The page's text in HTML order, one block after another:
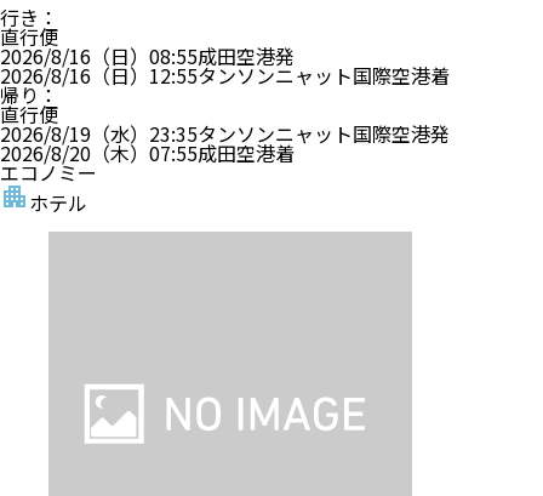
行き ：
直行便
2026/8/16（日） 08:55成田空港発
2026/8/16（日） 12:55タンソンニャット国際空港着
帰り ：
直行便
2026/8/19（水） 23:35タンソンニャット国際空港発
2026/8/20（木） 07:55成田空港着
エコノミー
ホテル